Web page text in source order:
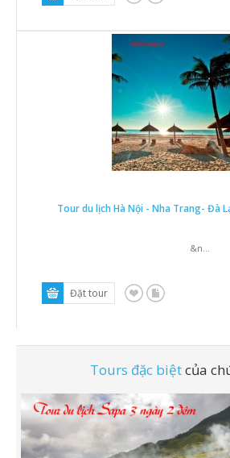
Tour du lịch Hà Nội - Nha Trang- Đà
&n...
Tours đặc biệtcủa